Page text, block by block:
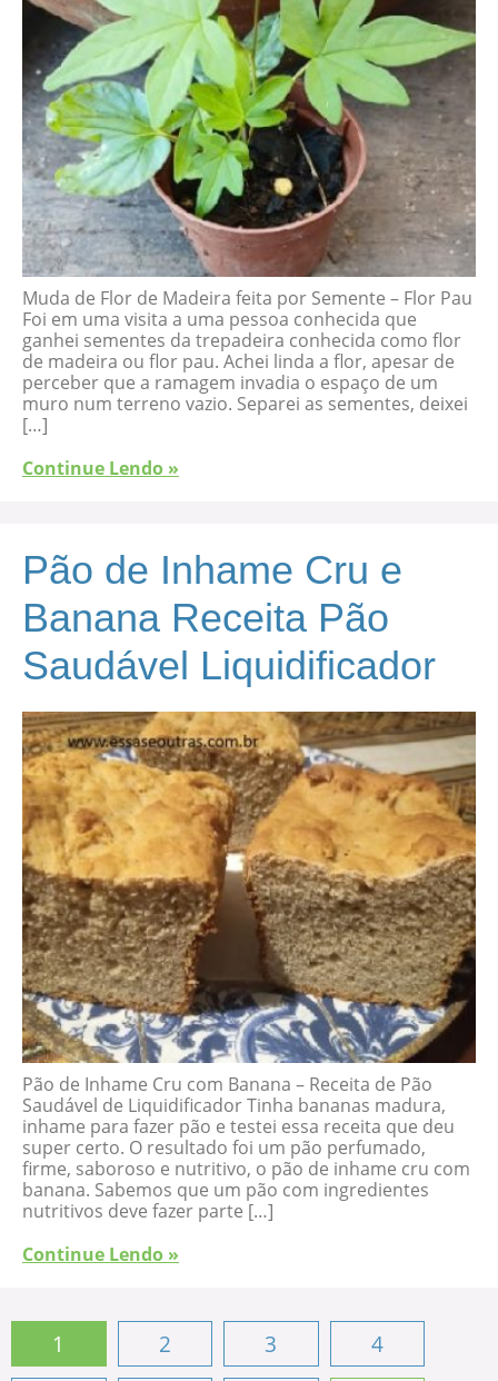
Muda de Flor de Madeira feita por Semente – Flor Pau
Foi em uma visita a uma pessoa conhecida que
ganhei sementes da trepadeira conhecida como flor
de madeira ou flor pau. Achei linda a flor, apesar de
perceber que a ramagem invadia o espaço de um
muro num terreno vazio. Separei as sementes, deixei
[…]
Continue Lendo »
Pão de Inhame Cru e
Banana Receita Pão
Saudável Liquidificador
Pão de Inhame Cru com Banana – Receita de Pão
Saudável de Liquidificador Tinha bananas madura,
inhame para fazer pão e testei essa receita que deu
super certo. O resultado foi um pão perfumado,
firme, saboroso e nutritivo, o pão de inhame cru com
banana. Sabemos que um pão com ingredientes
nutritivos deve fazer parte […]
Continue Lendo »
1 2 3
4